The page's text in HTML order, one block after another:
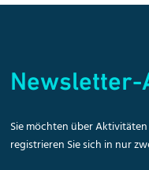
Newsletter-
Sie möchten über
registrieren Sie sich in nur